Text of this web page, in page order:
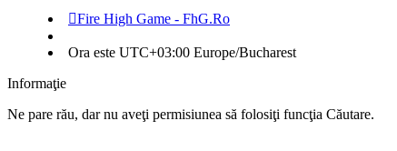
Fire High Game - FhG.Ro
Ora este UTC+03:00 Europe/Bucharest
Informaţie
Ne pare rău, dar nu aveţi permisiunea să folosiţi funcţia Căutare.